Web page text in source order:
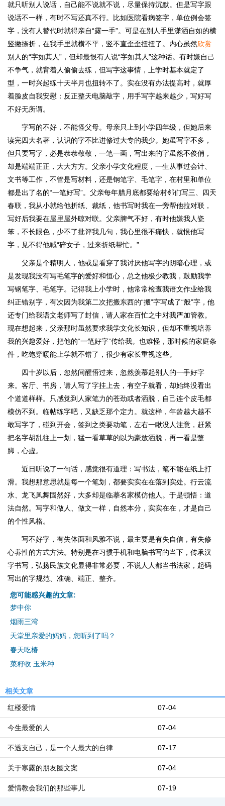
就只听别人说话，自己能不说就不说，尽量保持沉默。但是写字跟
说话不一样，有时不写还真不行。比如医院看病签字，单位例会签
字，没有人替代时就得亲自“露一手”。可是在别人手里潇洒自如的横
竖撇捺折，在我手里就横不平，竖不直歪歪扭扭了。内心虽然欣赏
别人的“字如其人”，但却最恨有人说“字如其人”这种话。有时嫌自己
不争气，就背着人偷偷去练，但写字这事情，上学时基本就定了
型，一时兴起练十天半月也扭转不了。实在没有办法提高时，就厚
着脸皮自我安慰：反正整天电脑敲字，用手写字越来越少，写好写
不好无所谓。
字写的不好，不能怪父母。母亲只上到小学四年级，但她后来
读完四大名著，认识的字不比进修过大专的我少。她虽写字不多，
但只要写字，必是恭恭敬敬，一笔一画，写出来的字虽然不俊俏，
却是端端正正，大大方方。父亲小学文化程度，一生从事过会计、
文书等工作，不管是写材料，还是钢笔字、毛笔字，在村里和单位
都是出了名的“一笔好写”。父亲每年腊月底都要给村邻们写三、四天
春联，我从小就给他折纸、裁纸，他书写时我在一旁帮他拉对联，
写好后我要在屋里屋外晾对联。父亲脾气不好，有时他嫌我人瓷
笨，不长眼色，少不了批评我几句，我心里很不痛快，就恨他写
字，见不得他喊“碎女子，过来折纸帮忙。”
父亲是个精明人，他或是看穿了我讨厌他写字的阴暗心理，或
是发现我没有写毛笔字的爱好和恒心，总之他极少教我，鼓励我学
写钢笔字、毛笔字。记得我上小学时，他常常检查我语文作业给我
纠正错别字，有次因为我第二次把搬东西的“搬”字写成了“般”字，他
还专门给我语文老师写了封信，请人家在百忙之中对我严加管教。
现在想起来，父亲那时虽然要求我学文化长知识，但却不重视培养
我的兴趣爱好，把他的“一笔好字”传给我。也难怪，那时候的家庭条
件，吃饱穿暖能上学就不错了，很少有家长重视这些。
四十岁以后，忽然间醒悟过来，忽然羡慕起别人的一手好字
来。客厅、书房，请人写了字挂上去，有空子就看，却始终没看出
个道道样样。只感觉到人家笔力的苍劲或者洒脱，自己连个皮毛都
模仿不到。临帖练字吧，又缺乏那个定力。就这样，年龄越大越不
敢写字了，碰到开会，签到之类要动笔，左右一瞅没人注意，赶紧
把名字胡乱往上一划，猛一看草草的以为豪放洒脱，再一看是蹩
脚，心虚。
近日听说了一句话，感觉很有道理：写书法，笔不能在纸上打
滑。我想那意思就是每一个笔划，都要实实在在落到实处。行云流
水、龙飞凤舞固然好，大多却是临摹名家模仿他人。于是顿悟：道
法自然。写字和做人、做文一样，自然本分，实实在在，才是自己
的个性风格。
写不好字，有失体面和风雅不说，最主要是有失自信，有失修
心养性的方式方法。特别是在习惯手机和电脑书写的当下，传承汉
字书写，弘扬民族文化显得非常必要，不说人人都当书法家，起码
写出的字规范、准确、端正、整齐。
您可能感兴趣的文章:
梦中你
烟雨三湾
天堂里亲爱的妈妈，您听到了吗？
春天吃椿
菜籽收 玉米种
相关文章
07-04
红楼爱情
07-04
今生最爱的人
07-17
不透支自己，是一个人最大的自律
07-04
关于寒露的朋友圈文案
07-19
爱情教会我们的那些事儿